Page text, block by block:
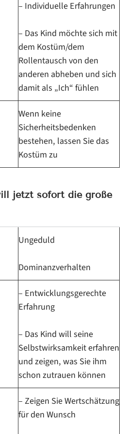
– Individuelle Erfahrungen
– Das Kind möchte sich mit
dem Kostüm/dem
Rollentausch von den
anderen abheben und sich
damit als „Ich“ fühlen
Wenn keine
Sicherheitsbedenken
bestehen, lassen Sie das
Kostüm zu
jetzt sofort die große
Ungeduld
Dominanzverhalten
– Entwicklungsgerechte
Erfahrung
– Das Kind will seine
Selbstwirksamkeit erfahren
und zeigen, was Sie ihm
schon zutrauen können
– Zeigen Sie Wertschätzung
für den Wunsch